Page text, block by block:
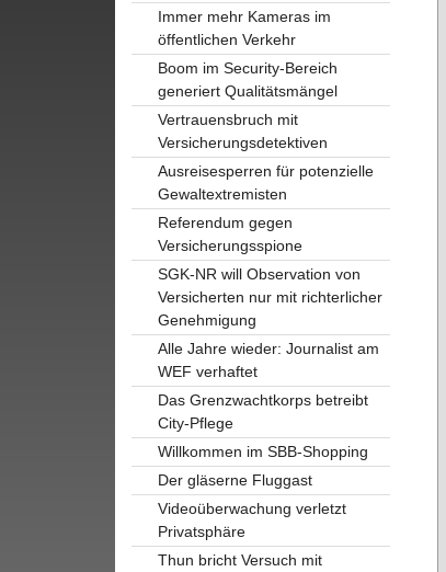
Immer mehr Kameras im
öffentlichen Verkehr
Boom im Security-Bereich
generiert Qualitätsmängel
Vertrauensbruch mit
Versicherungsdetektiven
Ausreisesperren für potenzielle
Gewaltextremisten
Referendum gegen
Versicherungsspione
SGK-NR will Observation von
Versicherten nur mit richterlicher
Genehmigung
Alle Jahre wieder: Journalist am
WEF verhaftet
Das Grenzwachtkorps betreibt
City-Pflege
Willkommen im SBB-Shopping
Der gläserne Fluggast
Videoüberwachung verletzt
Privatsphäre
Thun bricht Versuch mit